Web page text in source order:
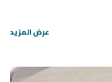
عرض المزيد